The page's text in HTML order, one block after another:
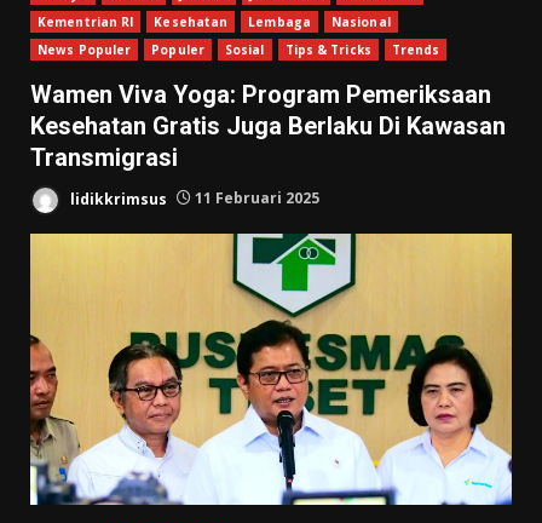
Kementrian RI
Kesehatan Lembaga
Nasional
News Populer
Populer Sosial Tips & Tricks Trends
Wamen Viva Yoga: Program Pemeriksaan
Kesehatan Gratis Juga Berlaku Di Kawasan
Transmigrasi
lidikkrimsus 11 Februari 2025